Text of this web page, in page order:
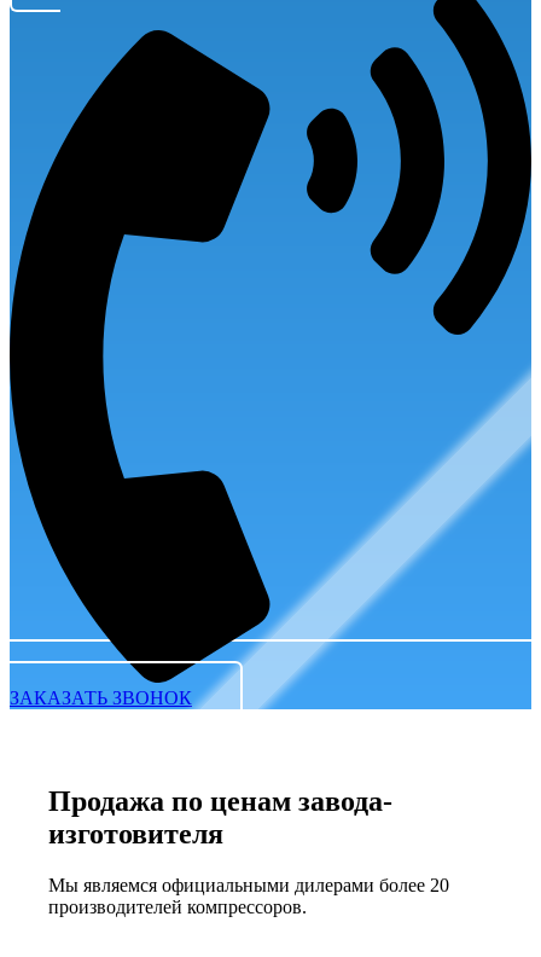
ЗАКАЗАТЬ ЗВОНОК
Продажа по ценам завода-
изготовителя
Мы являемся официальными дилерами более 20
производителей компрессоров.